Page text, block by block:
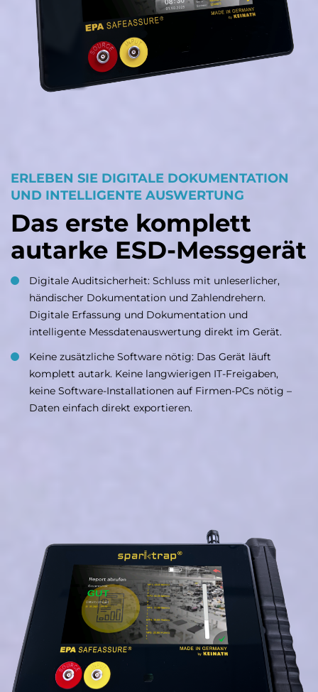
ERLEBEN SIE DIGITALE DOKUMENTATION
UND INTELLIGENTE AUSWERTUNG
Das erste komplett
autarke ESD-Messgerät
Digitale Auditsicherheit: Schluss mit unleserlicher,
händischer Dokumentation und Zahlendrehern.
Digitale Erfassung und Dokumentation und
intelligente Messdatenauswertung direkt im Gerät.
Keine zusätzliche Software nötig: Das Gerät läuft
komplett autark. Keine langwierigen IT-Freigaben,
keine Software-Installationen auf Firmen-PCs nötig –
Daten einfach direkt exportieren.